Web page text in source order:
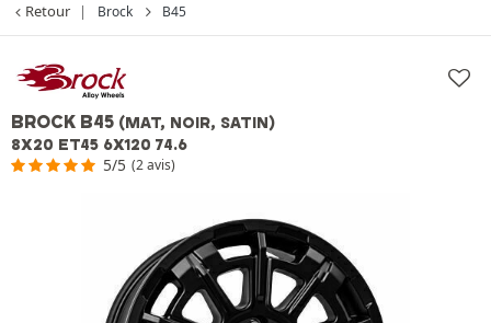
Retour Brock B45
BROCK B45 (MAT, NOIR, SATIN)
8X20 ET45 6X120 74.6
5/5 (2 avis)